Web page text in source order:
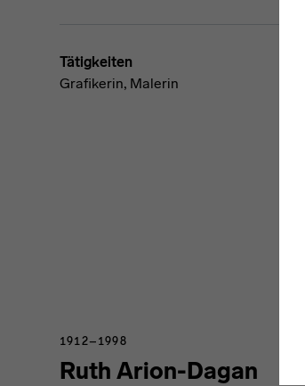
Tätigkeiten
Grafikerin, Malerin
Ruth Arion-Dagan
1912–1998